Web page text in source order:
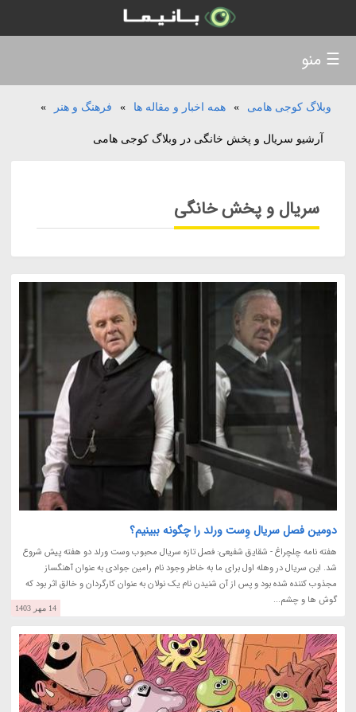
وبلاگ کوجی هامی » همه اخبار و مقاله ها » فرهنگ و هنر »
آرشیو سریال و پخش خانگی در وبلاگ کوجی هامی
سریال و پخش خانگی
دومین فصل سریال وِست ورلد را چگونه ببینیم؟
هفته نامه چلچراغ - شقایق شفیعی: فصل تازه سریال محبوب وست ورلد دو هفته پیش شروع
شد. این سریال در وهله اول برای ما به خاطر وجود نام رامین جوادی به عنوان آهنگساز
مجذوب کننده شده بود و پس از آن شنیدن نام یک نولان به عنوان کارگردان و خالق اثر بود که
گوش ها و چشم...
14 مهر 1403
☰ منو